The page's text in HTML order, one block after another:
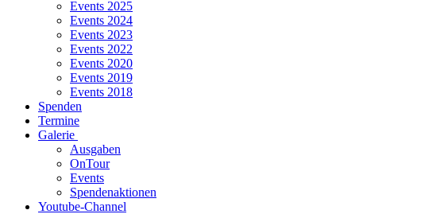
Events 2025
Events 2024
Events 2023
Events 2022
Events 2020
Events 2019
Events 2018
Spenden
Termine
Galerie
Ausgaben
OnTour
Events
Spendenaktionen
Youtube-Channel